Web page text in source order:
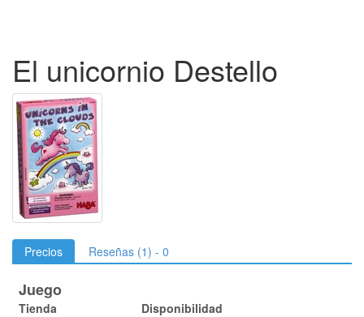
El unicornio Destello
Precios Reseñas (1) - 0
Juego
Tienda Disponibilidad